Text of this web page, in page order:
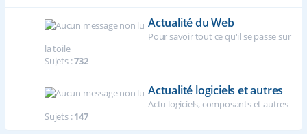
Actualité du Web
Pour savoir tout ce qu'il se passe sur
la toile
Sujets :732
Actualité logiciels et autres
Actu logiciels, composants et autres
Sujets :147